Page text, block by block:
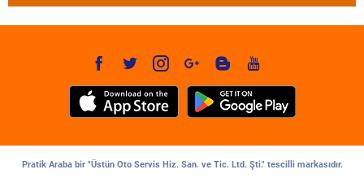
Pratik Araba bir "Üstün Oto Servis Hiz. San. ve Tic. Ltd. Şti." tescilli markasıdır.